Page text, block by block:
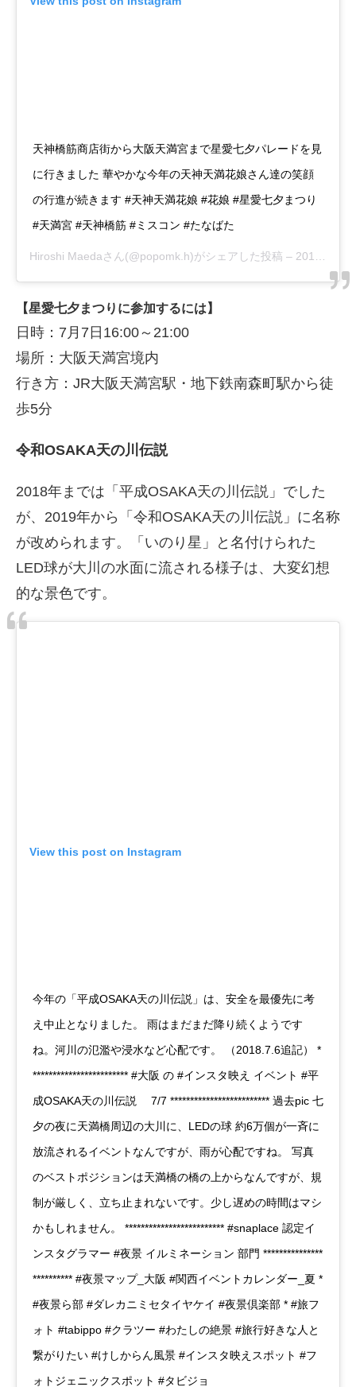
天神橋筋商店街から大阪天満宮まで星愛七夕パレードを見
に行きました 華やかな今年の天神天満花娘さん達の笑顔
の行進が続きます #天神天満花娘 #花娘 #星愛七夕まつり
#天満宮 #天神橋筋 #ミスコン #たなばた
Hiroshi Maedaさん(@popomk.h)がシェアした投稿 – 2017年 7月月8日午後10時02分PDT
【星愛七夕まつりに参加するには】
日時：7月7日16:00～21:00
場所：大阪天満宮境内
行き方：JR大阪天満宮駅・地下鉄南森町駅から徒
歩5分
令和OSAKA天の川伝説
2018年までは「平成OSAKA天の川伝説」でした
が、2019年から「令和OSAKA天の川伝説」に名称
が改められます。「いのり星」と名付けられた
LED球が大川の水面に流される様子は、大変幻想
的な景色です。
View this post on Instagram
今年の「平成OSAKA天の川伝説」は、安全を最優先に考
え中止となりました。 雨はまだまだ降り続くようです
ね。河川の氾濫や浸水など心配です。 （2018.7.6追記） *
************************ #大阪 の #インスタ映え イベント #平
成OSAKA天の川伝説 7/7 ************************* 過去pic 七
夕の夜に天満橋周辺の大川に、LEDの球 約6万個が一斉に
放流されるイベントなんですが、雨が心配ですね。 写真
のベストポジションは天満橋の橋の上からなんですが、規
制が厳しく、立ち止まれないです。少し遅めの時間はマシ
かもしれません。 ************************* #snaplace 認定イ
ンスタグラマー #夜景 イルミネーション 部門 ***************
********** #夜景マップ_大阪 #関西イベントカレンダー_夏 *
#夜景ら部 #ダレカニミセタイヤケイ #夜景倶楽部 * #旅フ
ォト #tabippo #クラツー #わたしの絶景 #旅行好きな人と
繋がりたい #けしからん風景 #インスタ映えスポット #フ
ォトジェニックスポット #タビジョ